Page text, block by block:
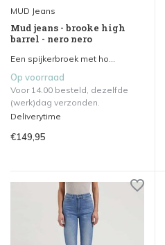
MUD Jeans
Mud jeans - brooke high
barrel - nero nero
Een spijkerbroek met ho...
Op voorraad
Voor 14.00 besteld, dezelfde
(werk)dag verzonden.
Deliverytime
€149,95